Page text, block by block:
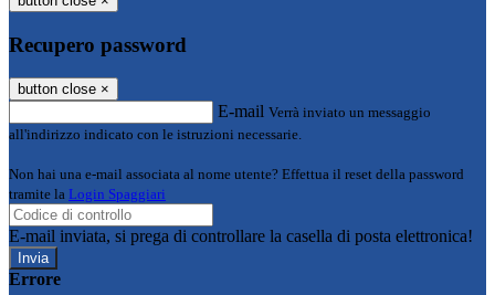
Recupero password
button close ×
E-mail Verrà inviato un messaggio
all'indirizzo indicato con le istruzioni necessarie.
Non hai una e-mail associata al nome utente? Effettua il reset della password
tramite la Login Spaggiari
E-mail inviata, si prega di controllare la casella di posta elettronica!
Errore